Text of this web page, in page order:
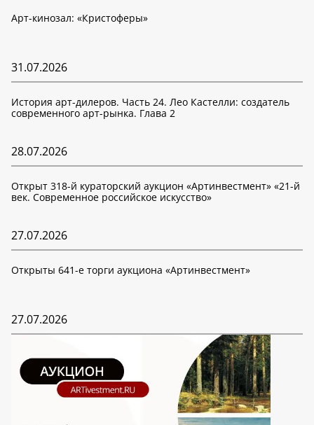
Арт-кинозал: «Кристоферы»
31.07.2026
История арт-дилеров. Часть 24. Лео Кастелли: создатель
современного арт-рынка. Глава 2
28.07.2026
Открыт 318-й кураторский аукцион «Артинвестмент» «21-й
век. Современное российское искусство»
27.07.2026
Открыты 641-е торги аукциона «Артинвестмент»
27.07.2026